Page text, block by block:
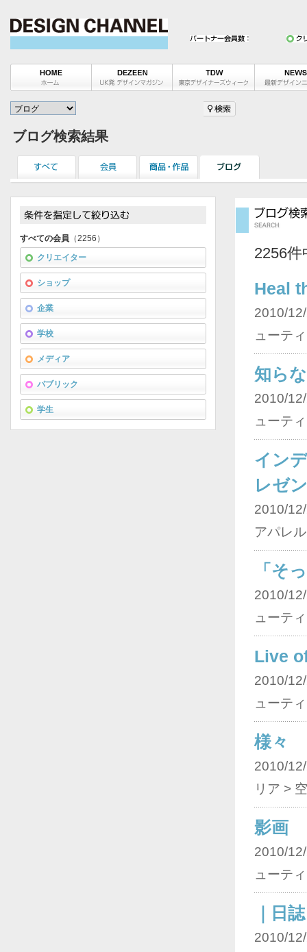
ブログ検索結果
2256
Heal
2010/
ューテ
知ら
2010/
ューテ
イン
レゼ
2010/
アパレ
「そ
2010/
ューテ
Live
2010/
ューテ
様々
2010/
リア >
影画
2010/
ューテ
｜日
2010/
すべての会員 （2256）
クリエイター
ショップ
企業
学校
メディア
パブリック
学生